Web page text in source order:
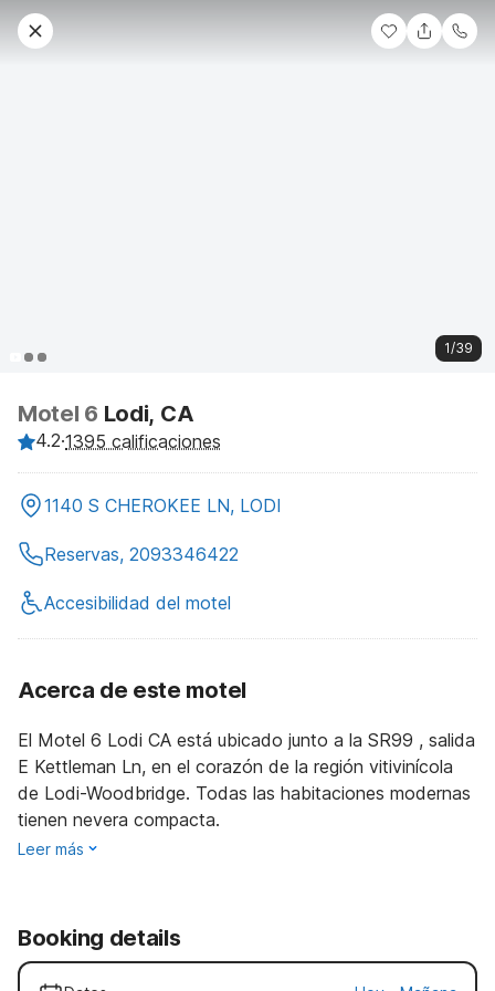
1/39
Motel 6 Lodi, CA
4.2·1395 calificaciones
1140 S CHEROKEE LN, LODI
Reservas, 2093346422
Accesibilidad del motel
Acerca de este motel
El Motel 6 Lodi CA está ubicado junto a la SR99 , salida
E Kettleman Ln, en el corazón de la región vitivinícola
de Lodi-Woodbridge. Todas las habitaciones modernas
tienen nevera compacta.
Leer más
Booking details